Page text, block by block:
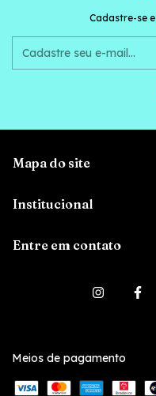
Cadastre-se
Mapa do site
Institucional
Entre em contato
Meios de pagamento